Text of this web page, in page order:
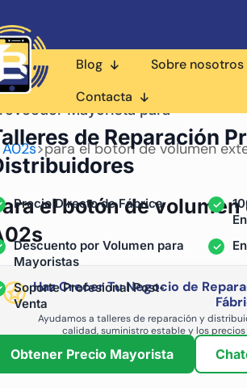
Blog
Sobre nosotros
Contacta
A02s>para el botón de volumen
el botón de
Haz Crecer Tu Negocio de
Ayudamos a talleres de reparación y
calidad, suministro estable y los
Mayorista para
de Reparación
Precio Directo de Fábrica
Descuento por Volumen para
Mayoristas
Soporte Profesional Post-
Venta
Obtener Precio Mayorista